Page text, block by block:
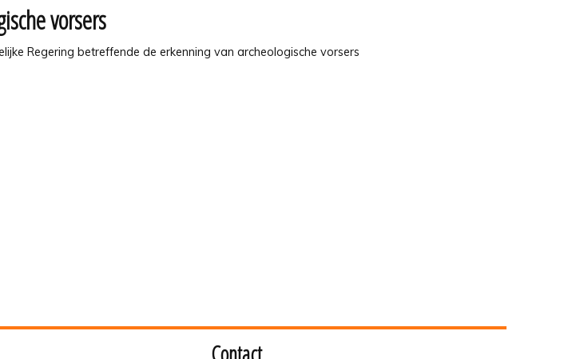
vorsers
Regering betreffende de erkenning van archeologische vorsers